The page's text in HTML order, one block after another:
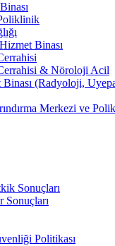
Binası
& Nöroloji Acil
(Radyoloji,
Merkezi ve
Sonuçları
Sonuçları
Politikası